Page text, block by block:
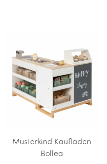
Musterkind Kaufladen
Bollea